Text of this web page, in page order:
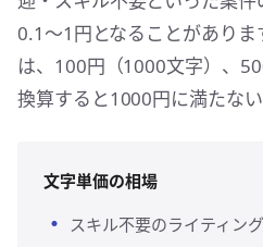
0.1〜1円となることがあり
は、100円（1000文字）、
換算すると1000円に満たない
文字単価の相場
スキル不要のライティン